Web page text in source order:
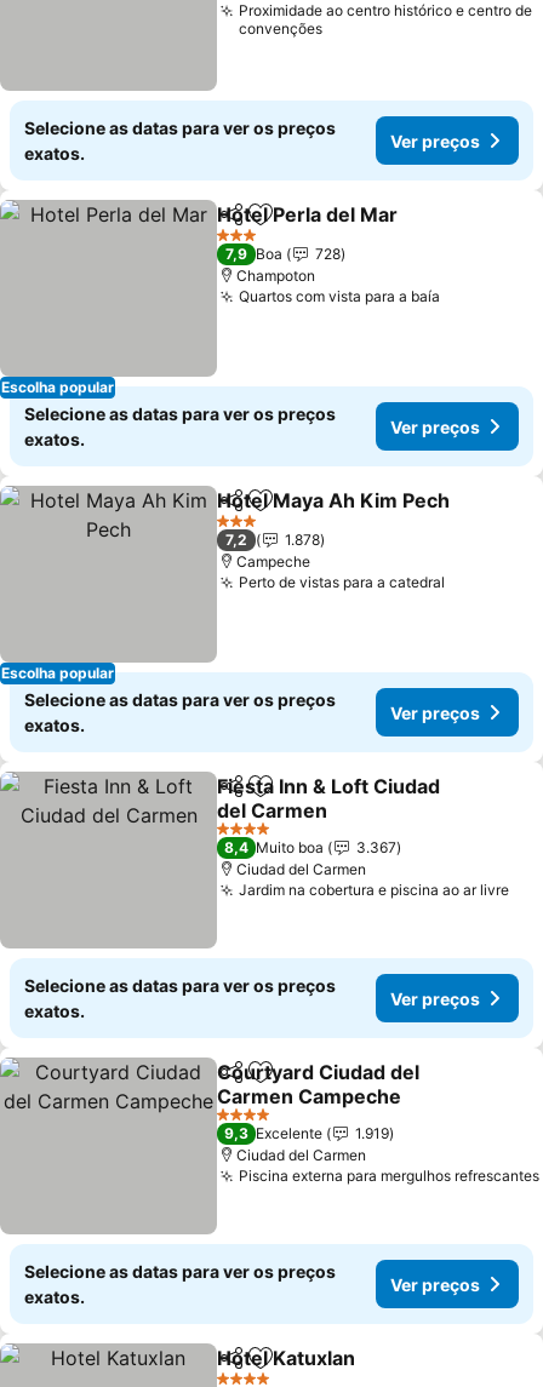
Proximidade ao centro histórico e centro de
convenções
Selecione as datas para ver os preços
exatos.
Ver preços
Escolha popular
PartilharAdicionar aos favoritos
Hotel Perla del Mar
3 Estrelas
7,9 Boa
728
Champoton
Quartos com vista para a baía
Selecione as datas para ver os preços
exatos.
Ver preços
Escolha popular
PartilharAdicionar aos favoritos
Hotel Maya Ah Kim Pech
3 Estrelas
7,2
1.878
Campeche
Perto de vistas para a catedral
Selecione as datas para ver os preços
exatos.
Ver preços
PartilharAdicionar aos favoritos
Fiesta Inn & Loft Ciudad
del Carmen
Ver preços
4 Estrelas
8,4 Muito boa
3.367
Ciudad del Carmen
Jardim na cobertura e piscina ao ar livre
Selecione as datas para ver os preços
exatos.
Ver preços
PartilharAdicionar aos favoritos
Courtyard Ciudad del
Carmen Campeche
Ver preços
4 Estrelas
9,3 Excelente
1.919
Ciudad del Carmen
Piscina externa para mergulhos refrescantes
Selecione as datas para ver os preços
exatos.
Ver preços
PartilharAdicionar aos favoritos
Hotel Katuxlan